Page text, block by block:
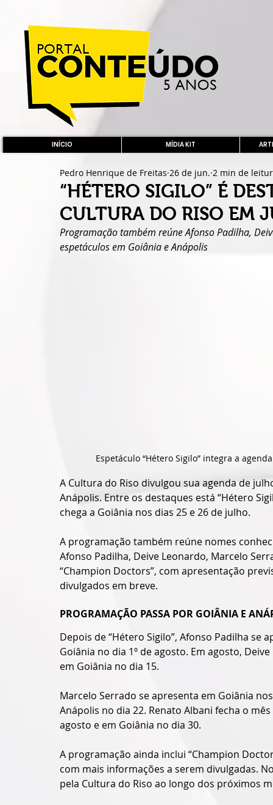
INÍCIO MÍDIA KIT
“HÉTERO SIGILO” É
CULTURA DO RISO EM
Pedro Henrique de Freitas 26 de jun. 2 min de
Programação também reúne Afonso Padilha,
espetáculos em Goiânia e Anápolis
Espetáculo “Hétero Sigilo” integra a
A Cultura do Riso divulgou sua agenda de
Anápolis. Entre os destaques está “Hétero
chega a Goiânia nos dias 25 e 26 de julho.
A programação também reúne nomes
Afonso Padilha, Deive Leonardo, Marcelo
“Champion Doctors”, com apresentação
divulgados em breve.
PROGRAMAÇÃO PASSA POR GOIÂNIA E
Depois de “Hétero Sigilo”, Afonso Padilha
Goiânia no dia 1º de agosto. Em agosto,
em Goiânia no dia 15.
Marcelo Serrado se apresenta em Goiânia
Anápolis no dia 22. Renato Albani fecha o
agosto e em Goiânia no dia 30.
A programação ainda inclui “Champion
com mais informações a serem divulgadas.
pela Cultura do Riso ao longo dos próximos